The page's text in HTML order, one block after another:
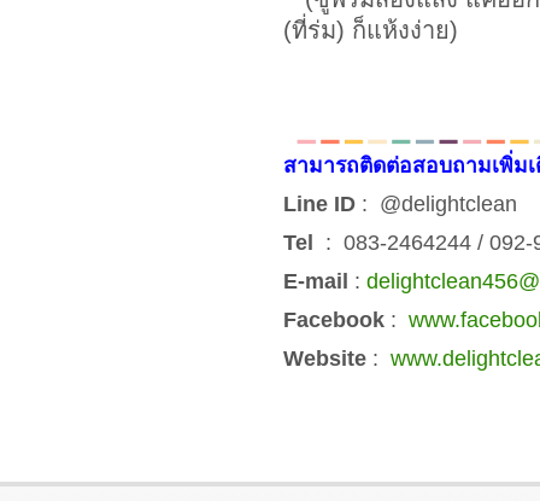
(ที่ร่ม) ก็แห้งง่าย)
สามารถติดต่อสอบถามเพิ่ม
Line ID : @delightclean
Tel
: 083-2464244 /
E-mail :
Facebook :
Website :